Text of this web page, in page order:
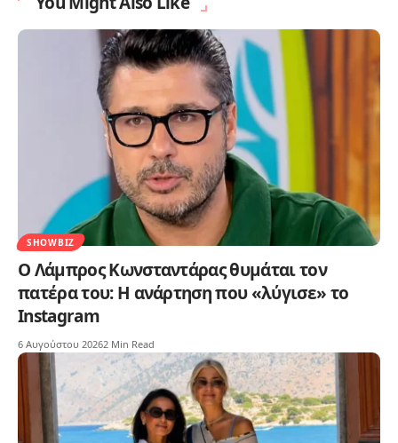
SHOWBIZ
Ο Λάμπρος Κωνσταντάρας θυμάται τον
πατέρα του: Η ανάρτηση που «λύγισε» το
Instagram
6 Αυγούστου 20262 Min Read